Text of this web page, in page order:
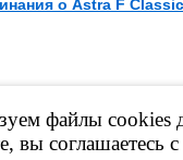
о Astra F
сайта, ссылка на
принадлежат их
характер и
файлы cookies
вы соглашаетесь